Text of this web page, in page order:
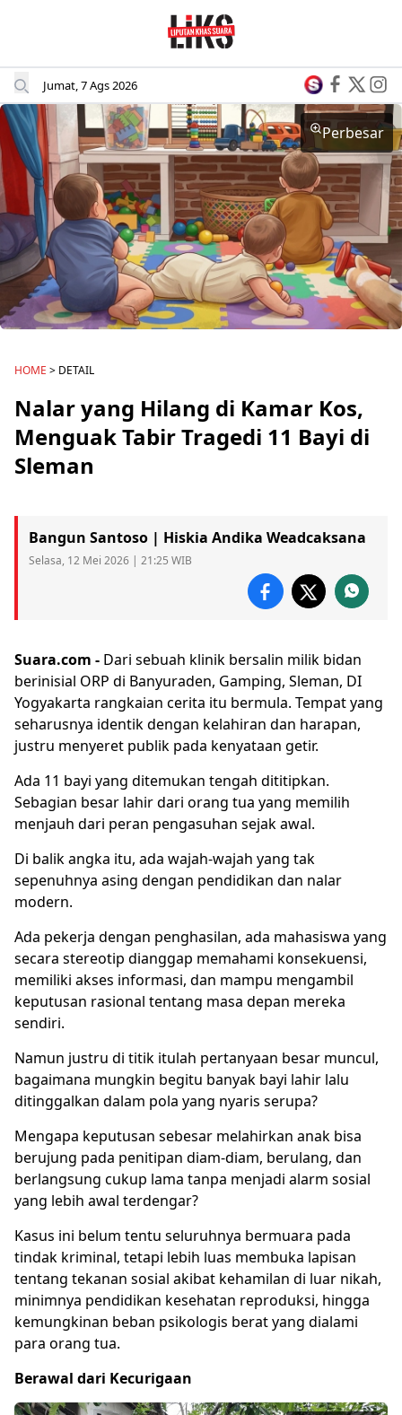
Jumat, 7 Ags 2026
Perbesar
HOME > DETAIL
Nalar yang Hilang di Kamar Kos,
Menguak Tabir Tragedi 11 Bayi di
Sleman
Bangun Santoso | Hiskia Andika Weadcaksana
Selasa, 12 Mei 2026 | 21:25 WIB
Suara.com - Dari sebuah klinik bersalin milik bidan
berinisial ORP di Banyuraden, Gamping, Sleman, DI
Yogyakarta rangkaian cerita itu bermula. Tempat yang
seharusnya identik dengan kelahiran dan harapan,
justru menyeret publik pada kenyataan getir.
Ada 11 bayi yang ditemukan tengah dititipkan.
Sebagian besar lahir dari orang tua yang memilih
menjauh dari peran pengasuhan sejak awal.
Di balik angka itu, ada wajah-wajah yang tak
sepenuhnya asing dengan pendidikan dan nalar
modern.
Ada pekerja dengan penghasilan, ada mahasiswa yang
secara stereotip dianggap memahami konsekuensi,
memiliki akses informasi, dan mampu mengambil
keputusan rasional tentang masa depan mereka
sendiri.
Namun justru di titik itulah pertanyaan besar muncul,
bagaimana mungkin begitu banyak bayi lahir lalu
ditinggalkan dalam pola yang nyaris serupa?
Mengapa keputusan sebesar melahirkan anak bisa
berujung pada penitipan diam-diam, berulang, dan
berlangsung cukup lama tanpa menjadi alarm sosial
yang lebih awal terdengar?
Kasus ini belum tentu seluruhnya bermuara pada
tindak kriminal, tetapi lebih luas membuka lapisan
tentang tekanan sosial akibat kehamilan di luar nikah,
minimnya pendidikan kesehatan reproduksi, hingga
kemungkinan beban psikologis berat yang dialami
para orang tua.
Berawal dari Kecurigaan